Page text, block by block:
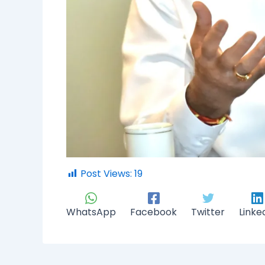
Post Views: 19
WhatsApp Facebook Twitter